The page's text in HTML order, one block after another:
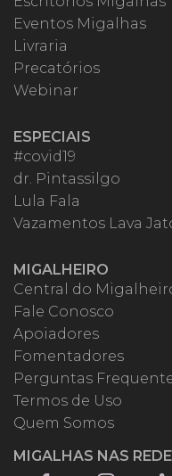
Eventos Migalhas
Livraria
Precatórios
Webinar
ESPECIAIS
#covid19
dr. Pintassilgo
Lula Fala
Vazamentos Lava
MIGALHEIRO
Central do
Fale Conosco
Apoiadores
Fomentadores
Perguntas
Termos de Uso
Quem Somos
MIGALHAS NAS